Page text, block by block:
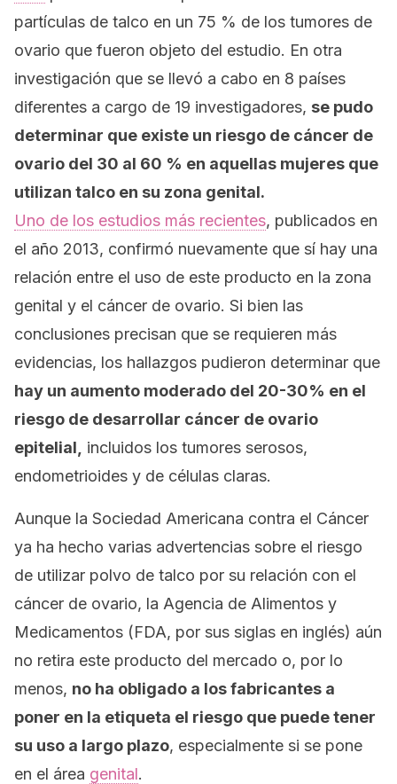
partículas de talco en un 75 % de los tumores de
ovario que fueron objeto del estudio. En otra
investigación que se llevó a cabo en 8 países
diferentes a cargo de 19 investigadores, se pudo
determinar que existe un riesgo de cáncer de
ovario del 30 al 60 % en aquellas mujeres que
utilizan talco en su zona genital.
Uno de los estudios más recientes, publicados en
el año 2013, confirmó nuevamente que sí hay una
relación entre el uso de este producto en la zona
genital y el cáncer de ovario. Si bien las
conclusiones precisan que se requieren más
evidencias, los hallazgos pudieron determinar que
hay un aumento moderado del 20-30% en el
riesgo de desarrollar cáncer de ovario
epitelial,
incluidos los tumores serosos,
endometrioides y de células claras.
Aunque la Sociedad Americana contra el Cáncer
ya ha hecho varias advertencias sobre el riesgo
de utilizar polvo de talco por su relación con el
cáncer de ovario, la Agencia de Alimentos y
Medicamentos (FDA, por sus siglas en inglés) aún
no retira este producto del mercado o, por lo
menos, no ha obligado a los fabricantes a
poner en la etiqueta el riesgo que puede tener
su uso a largo plazo, especialmente si se pone
en el área genital.